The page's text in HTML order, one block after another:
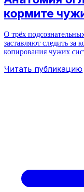
кормите
О трёх
заставляют следить за
копирования чужих
Читать публикацию